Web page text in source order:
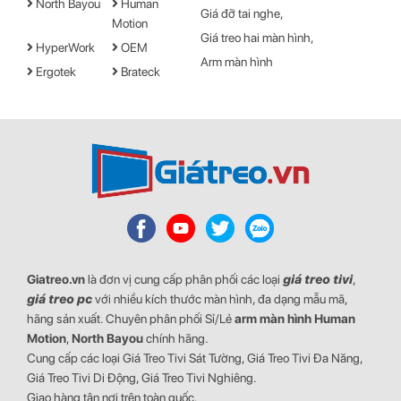
- 3 trục linh hoạt hỗ trợ xoay gập, tịnh tiến
Khi lắp đặt tay treo màn hình Human Motion T6Pro-1, chúng ta có
với ba trục linh hoạt để có được vị trí màn hình theo đúng mong
muốn của mình.
- Một số tính năng nổi bật khác
+ Khả năng giãn rộng tối đa lên đến 515mm
North Bayou
Human
Motion
HyperWork
OEM
Ergotek
Brateck
Giá đỡ tai nghe
Giá treo hai màn hình
Arm màn hình
Giatreo.vnlà đơn vị cung cấp phân phối các loại giá treo tivi,
giá treo pcvới nhiều kích thước màn hình, đa dạng mẫu mã,
hãng sản xuất. Chuyên phân phối Sỉ/Lẻarm màn hìnhHuman
Motion,North Bayouchính hãng.
Cung cấp các loại Giá Treo Tivi Sát Tường, Giá Treo Tivi Đa Năng,
Giá Treo Tivi Di Động, Giá Treo Tivi Nghiêng.
Giao hàng tận nơi trên toàn quốc.